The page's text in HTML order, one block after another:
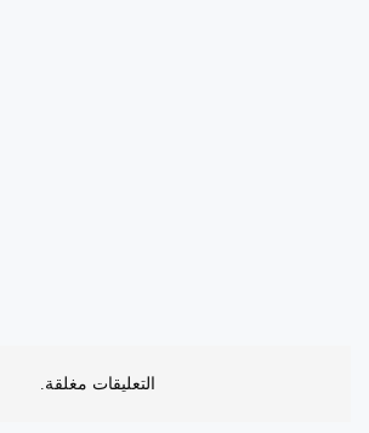
التعليقات مغلقة.